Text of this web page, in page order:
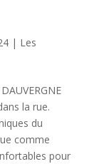
| Les
la rue.
du
comme
pour